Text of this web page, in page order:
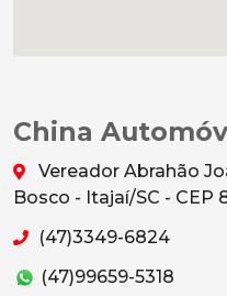
China
Vereador Abrahão
Bosco - Itajaí/SC - CEP
(47)3349-6824
(47)99659-5318